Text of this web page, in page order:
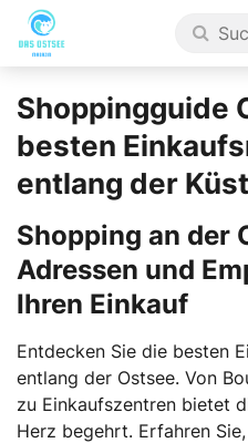
Shoppingguide
besten
entlang der
Shopping an der
Adressen und
Ihren Einkauf
Entdecken Sie die besten
entlang der Ostsee. Von
zu Einkaufszentren bietet
Herz begehrt. Erfahren